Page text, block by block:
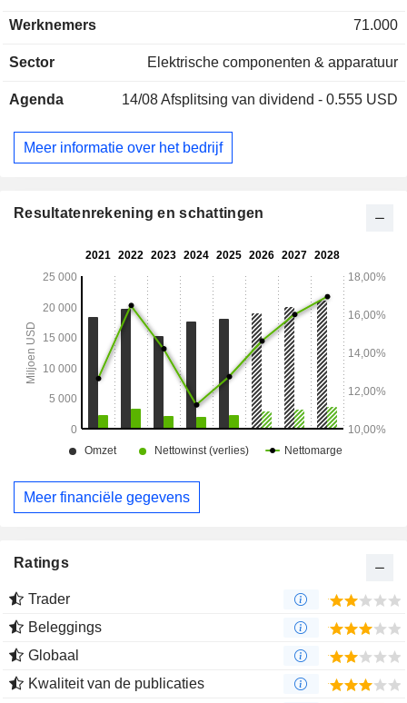
Electric Co. de activiteiten vervaardiging van
voedings-, klimaatregelings- en verbindingsproducten
ca. 120 productiesites wereldwijd. De geografische
Midden-Oosten-Afrika (30,1%) en Europa (19%).
Werknemers 71.000
Sector Elektrische componenten & apparatuur
Agenda 14/08Afsplitsing van dividend - 0.555 USD
Meer informatie over het bedrijf
Resultatenrekening en schattingen
Meer financiële gegevens
Ratings
Trader
Beleggings
Globaal
Kwaliteit van de publicaties